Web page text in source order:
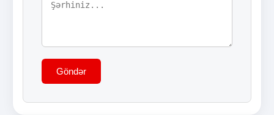
Göndər